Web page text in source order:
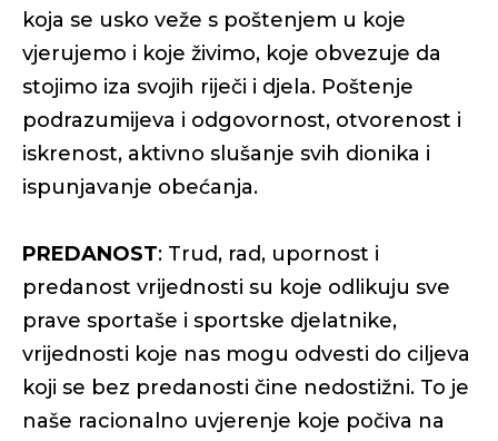
koja se usko veže s poštenjem u koje
vjerujemo i koje živimo, koje obvezuje da
stojimo iza svojih riječi i djela. Poštenje
podrazumijeva i odgovornost, otvorenost i
iskrenost, aktivno slušanje svih dionika i
ispunjavanje obećanja.
PREDANOST: Trud, rad, upornost i
predanost vrijednosti su koje odlikuju sve
prave sportaše i sportske djelatnike,
vrijednosti koje nas mogu odvesti do ciljeva
koji se bez predanosti čine nedostižni. To je
naše racionalno uvjerenje koje počiva na